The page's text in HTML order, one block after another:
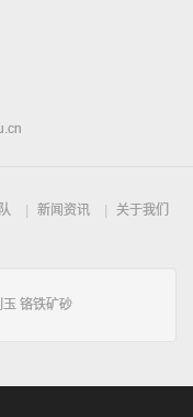
新闻资讯
关于我们
玉 铬铁矿砂